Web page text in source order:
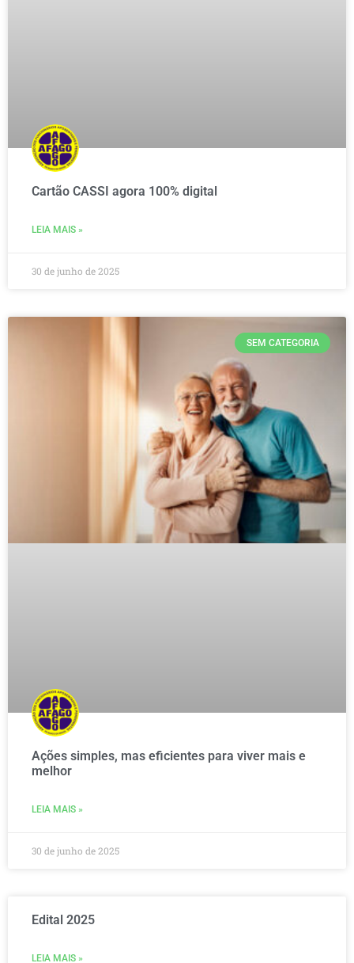
Cartão CASSI agora 100% digital
LEIA MAIS »
30 de junho de 2025
SEM CATEGORIA
Ações simples, mas eficientes para viver mais e
melhor
LEIA MAIS »
30 de junho de 2025
Edital 2025
LEIA MAIS »